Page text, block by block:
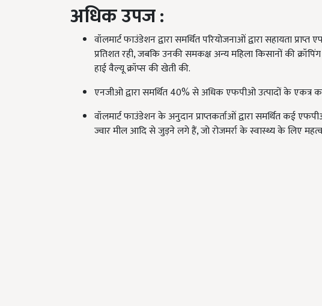
अधिक उपज :
वॉलमार्ट फाउंडेशन द्वारा समर्थित परियोजनाओं द्वारा सहायता
प्रतिशत रही, जबकि उनकी समकक्ष अन्य महिला किसानों की
हाई वैल्यू क्रॉप्स की खेती की.
एनजीओ द्वारा समर्थित 40% से अधिक एफपीओ उत्पादों के एकत्र
वॉलमार्ट फाउंडेशन के अनुदान प्राप्तकर्ताओं द्वारा समर्थित कई
ज्वार मील आदि से जुड़ने लगे हैं, जो रोजमर्रा के स्वास्थ्य के लिए